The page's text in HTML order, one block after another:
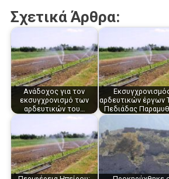
Σχετικά Άρθρα:
Ανάδοχος για τον
εκσυγχρονισμό των
αρδευτικών του…
αρδευτικών έργων
Πεδιάδας